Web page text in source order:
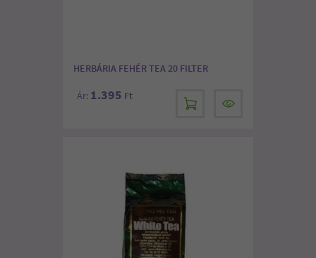
HERBÁRIA FEHÉR TEA 20 FILTER
Ár: 1.395 Ft